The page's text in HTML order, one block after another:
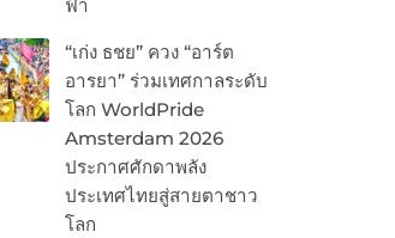
ฟ้า
“เก่ง ธชย” ควง “อาร์ต
อารยา” ร่วมเทศกาลระดับ
โลก WorldPride
Amsterdam 2026
ประกาศศักดาพลัง
ประเทศไทยสู่สายตาชาว
โลก